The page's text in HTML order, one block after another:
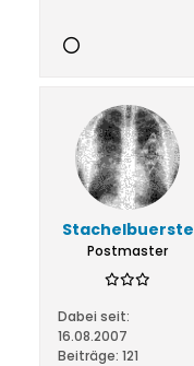
Stachelbuerste
Postmaster
Dabei seit:
16.08.2007
Beiträge: 121